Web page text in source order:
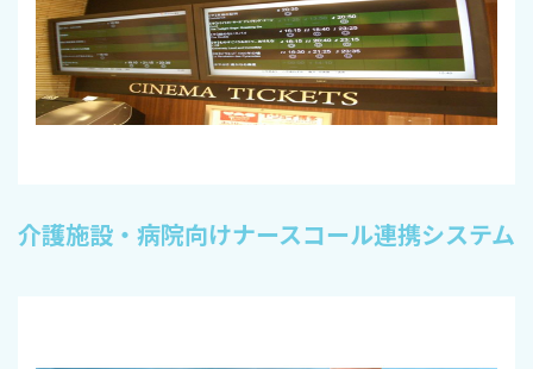
介護施設・病院向けナースコール連携システム